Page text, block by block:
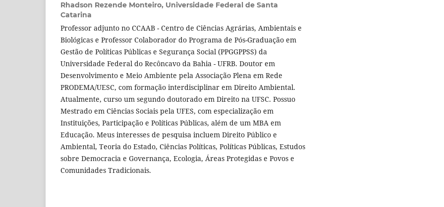
Rhadson Rezende Monteiro, Universidade Federal de Santa
Catarina
Professor adjunto no CCAAB - Centro de Ciências Agrárias, Ambientais e
Biológicas e Professor Colaborador do Programa de Pós-Graduação em
Gestão de Políticas Públicas e Segurança Social (PPGGPPSS) da
Universidade Federal do Recôncavo da Bahia - UFRB. Doutor em
Desenvolvimento e Meio Ambiente pela Associação Plena em Rede
PRODEMA/UESC, com formação interdisciplinar em Direito Ambiental.
Atualmente, curso um segundo doutorado em Direito na UFSC. Possuo
Mestrado em Ciências Sociais pela UFES, com especialização em
Instituições, Participação e Políticas Públicas, além de um MBA em
Educação. Meus interesses de pesquisa incluem Direito Público e
Ambiental, Teoria do Estado, Ciências Políticas, Políticas Públicas, Estudos
sobre Democracia e Governança, Ecologia, Áreas Protegidas e Povos e
Comunidades Tradicionais.